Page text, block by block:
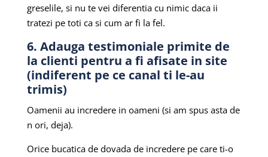
greselile, si nu te vei diferentia cu nimic daca ii
tratezi pe toti ca si cum ar fi la fel.
6. Adauga testimoniale primite de
la clienti pentru a fi afisate in site
(indiferent pe ce canal ti le-au
trimis)
Oamenii au incredere in oameni (si am spus asta de
n ori, deja).
Orice bucatica de dovada de incredere pe care ti-o